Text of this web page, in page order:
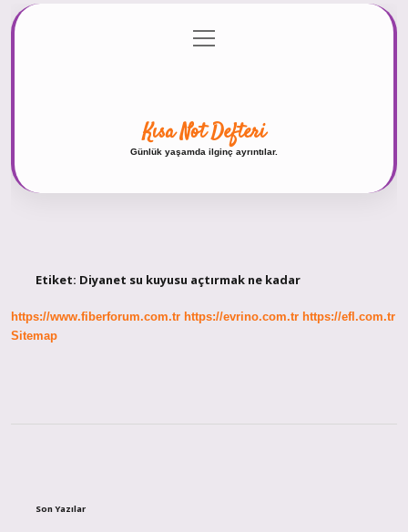
Gizlilik Politikası
menüyü
aç
Kısa Not Defteri
Günlük yaşamda ilginç ayrıntılar.
Etiket: Diyanet su kuyusu açtırmak ne kadar
https://www.fiberforum.com.tr https://evrino.com.tr https://efl.com.tr
Sitemap
Son Yazılar